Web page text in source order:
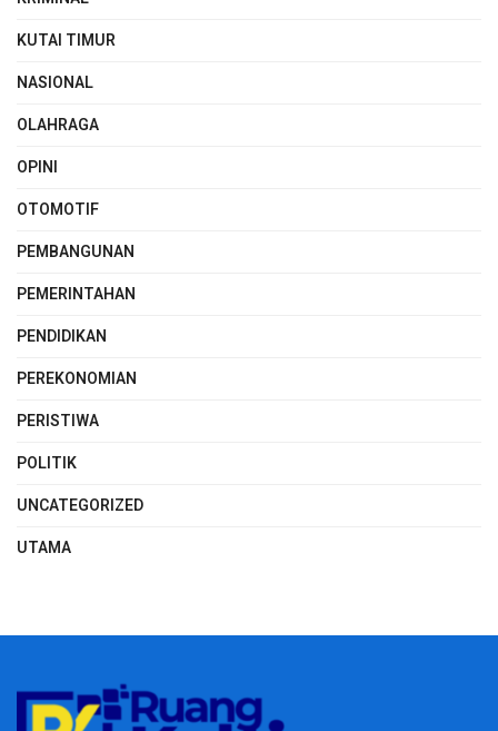
KUTAI TIMUR
NASIONAL
OLAHRAGA
OPINI
OTOMOTIF
PEMBANGUNAN
PEMERINTAHAN
PENDIDIKAN
PEREKONOMIAN
PERISTIWA
POLITIK
UNCATEGORIZED
UTAMA